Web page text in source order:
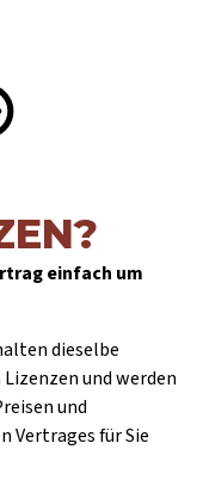
einfach um
dieselbe
und werden
und
Vertrages für Sie